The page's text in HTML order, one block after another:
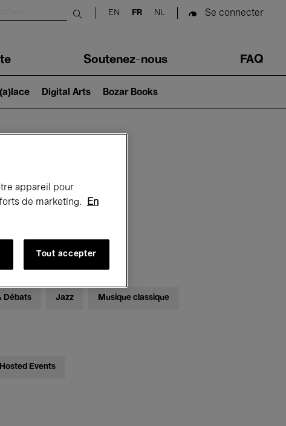
Submit search
EN FR NL Se connecter
Soutenez-nous FAQ
Digital Arts Bozar Books
Débats Jazz Musique classique
Hosted Events
appareil pour
de marketing.
En
Tout accepter